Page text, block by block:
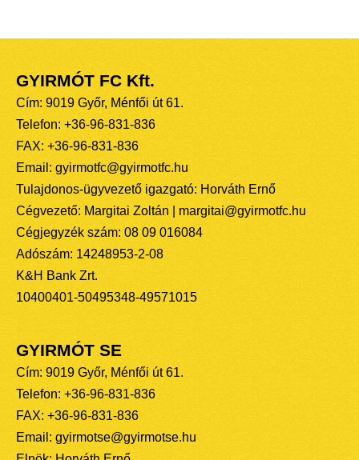
GYIRMÓT FC Kft.
Cím: 9019 Győr, Ménfői út 61.
Telefon: +36-96-831-836
FAX: +36-96-831-836
Email: gyirmotfc@gyirmotfc.hu
Tulajdonos-ügyvezető igazgató: Horváth Ernő
Cégvezető: Margitai Zoltán | margitai@gyirmotfc.hu
Cégjegyzék szám: 08 09 016084
Adószám: 14248953-2-08
K&H Bank Zrt.
10400401-50495348-49571015
GYIRMÓT SE
Cím: 9019 Győr, Ménfői út 61.
Telefon: +36-96-831-836
FAX: +36-96-831-836
Email: gyirmotse@gyirmotse.hu